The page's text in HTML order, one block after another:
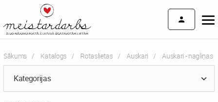
Sākums Katalogs Rotaslietas Auskari Current:
Auskari - nagliņas
Kategorijas